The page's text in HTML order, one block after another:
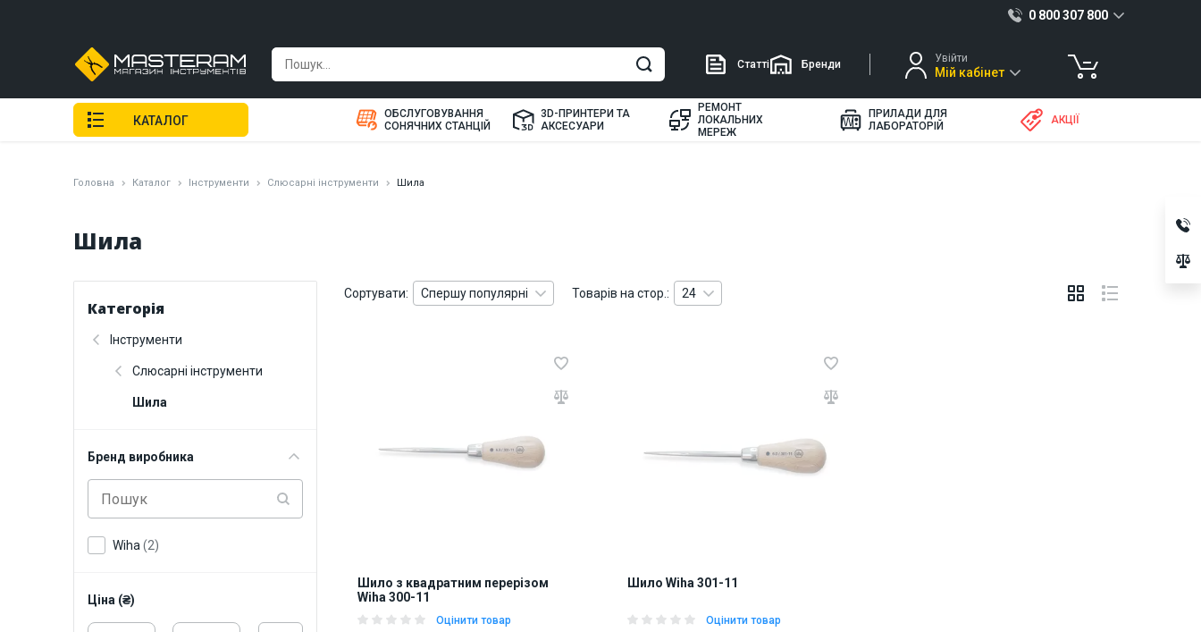
Шила
Головна Каталог Інструменти Слюсарні інструменти Шила
Сортувати: Спершу популярні Товарів на стор.: 24
Шило з квадратним перерізом
Wiha 300-11
Оцінити товар
Шило Wiha 301-11
Оцінити товар
Категорія
Інструменти
Слюсарні інструменти
Шила
Бренд виробника
Wiha (2)
Ціна (₴)
0 800 307 800
Статті Бренди Увійти
Мій кабінет
КАТАЛОГ
ОБСЛУГОВУВАННЯ
СОНЯЧНИХ СТАНЦІЙ
3D-ПРИНТЕРИ ТА
АКСЕСУАРИ
РЕМОНТ
ЛОКАЛЬНИХ
МЕРЕЖ
ПРИЛАДИ ДЛЯ
ЛАБОРАТОРІЙ
АКЦІЇ